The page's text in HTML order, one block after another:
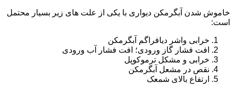
خاموش شدن آبگرمکن دیواری با یکی از علت های زیر بسیار محتمل
است:
خرابی واشر دیافراگم آبگرمکن
افت فشار گاز ورودی؛ افت فشار آب ورودی
خرابی و مشکل ترموکوپل
نقص در مشعل آبگرمکن
ارتفاع بالای شمعک